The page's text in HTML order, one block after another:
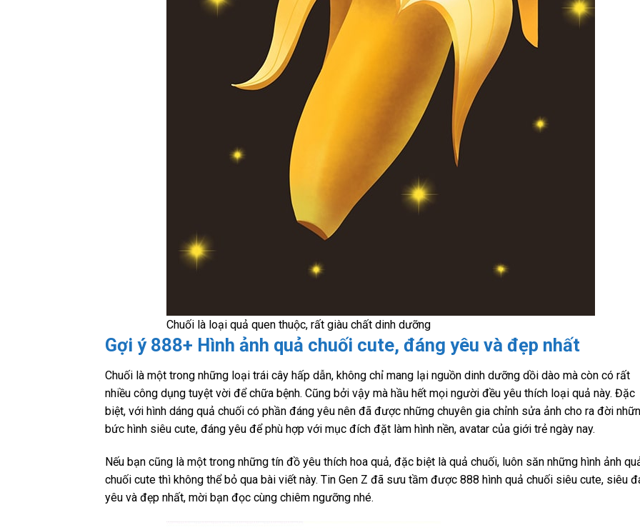
Chuối là loại quả quen thuộc, rất giàu chất dinh dưỡng
Gợi ý 888+ Hình ảnh quả chuối cute, đáng yêu và đẹp nhất
Chuối là một trong những loại trái cây hấp dẫn, không chỉ mang lại nguồn dinh dưỡng dồi dào mà còn có rất
nhiều công dụng tuyệt vời để chữa bệnh. Cũng bởi vậy mà hầu hết mọi người đều yêu thích loại quả này. Đặc
biệt, với hình dáng quả chuối có phần đáng yêu nên đã được những chuyên gia chỉnh sửa ảnh cho ra đời
bức hình siêu cute, đáng yêu để phù hợp với mục đích đặt làm hình nền, avatar của giới trẻ ngày nay.
Nếu bạn cũng là một trong những tín đồ yêu thích hoa quả, đặc biệt là quả chuối, luôn săn những hình ảnh
chuối cute thì không thể bỏ qua bài viết này. Tin Gen Z đã sưu tầm được 888 hình quả chuối siêu cute, siêu
yêu và đẹp nhất, mời bạn đọc cùng chiêm ngưỡng nhé.